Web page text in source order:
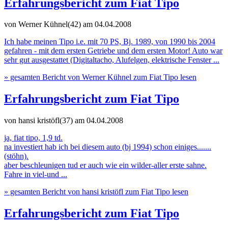
Erfahrungsbericht zum Fiat Tipo
von Werner Kühnel(42) am 04.04.2008
Ich habe meinen Tipo i.e. mit 70 PS, Bj. 1989, von 1990 bis 2004
gefahren - mit dem ersten Getriebe und dem ersten Motor! Auto war
sehr gut ausgestattet (Digitaltacho, Alufelgen, elektrische Fenster ...
» gesamten Bericht von Werner Kühnel zum Fiat Tipo lesen
Erfahrungsbericht zum Fiat Tipo
von hansi kristöfl(37) am 04.04.2008
ja, fiat tipo, 1,9 td.
na investiert hab ich bei diesem auto (bj 1994) schon einiges.......
(stöhn).
aber beschleunigen tud er auch wie ein wilder-aller erste sahne.
Fahre in viel-und ...
» gesamten Bericht von hansi kristöfl zum Fiat Tipo lesen
Erfahrungsbericht zum Fiat Tipo